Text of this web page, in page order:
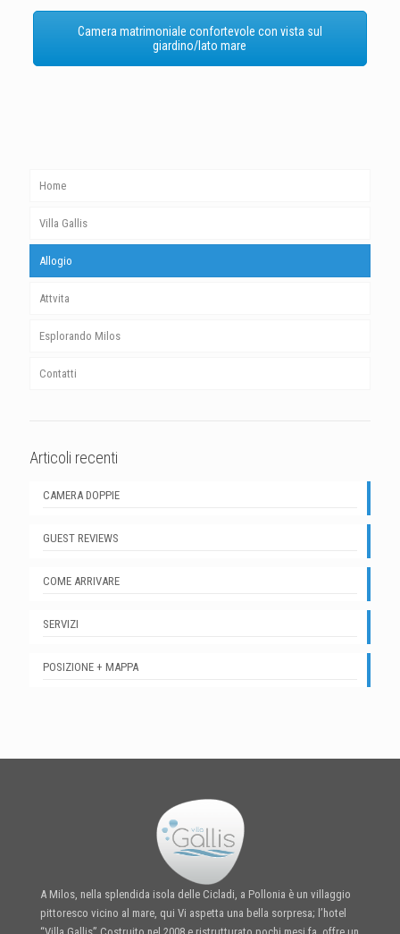
Camera matrimoniale confortevole con vista sul
giardino/lato mare
Home
Villa Gallis
Allogio
Attvita
Esplorando Milos
Contatti
Articoli recenti
CAMERA DOPPIE
GUEST REVIEWS
COME ARRIVARE
SERVIZI
POSIZIONE + MAPPA
A Milos, nella splendida isola delle Cicladi, a Pollonia è un villaggio
pittoresco vicino al mare, qui Vi aspetta una bella sorpresa; l’hotel